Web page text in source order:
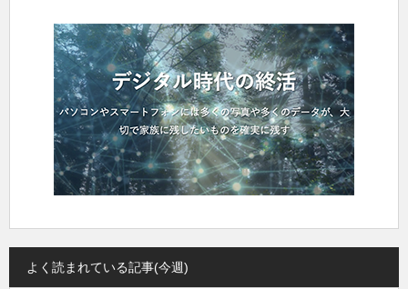
よく読まれている記事(今週)